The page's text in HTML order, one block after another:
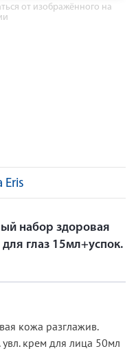
от изображённого на
Eris
набор здоровая
глаз 15мл+успок.
кожа разглажив.
крем для лица 50мл